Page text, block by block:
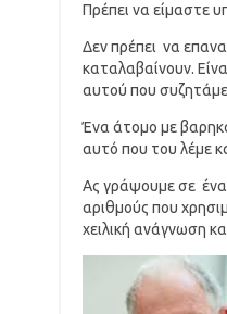
Πρέπει να είμαστε
Δεν πρέπει να
καταλαβαίνουν.
αυτού που
Ένα άτομο με
αυτό που του λέμε
Ας γράψουμε σε ένα
αριθμούς που
χειλική ανάγνωση